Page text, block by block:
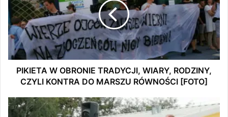
Starosta Beata Pokora wraz z mł. bryg. Andrzejem Kuna z
radomszczańskiej straży pożarnej oraz wójtem gminy
Radomsko Romanem Radczycem wręczyła dyplomy i
upominki przygotowane dla młodych druhen i druhów z
zgrupowaniu.
E
T
A
O
N
PIKIETA W OBRONIE TRADYCJI, WIARY, RODZINY,
CZYLI KONTRA DO MARSZU RÓWNOŚCI [FOTO]
P